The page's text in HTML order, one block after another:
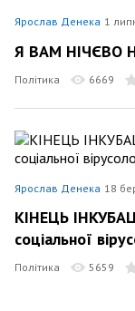
Ярослав Денека 1
Я ВАМ НІЧЄВО
Політика 6669
Ярослав Денека 18
КІНЕЦЬ
соціальної
Політика 5659